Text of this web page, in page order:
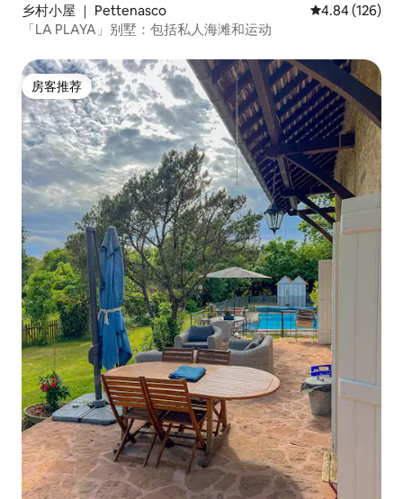
乡村小屋 ｜ Pettenasco 平均评分 4.84
4.84 (126)
「LA PLAYA」别墅：包括私人海滩和运动
房客推荐
房客推荐